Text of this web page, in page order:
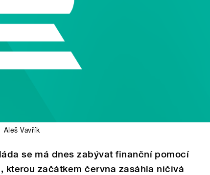
Aleš Vavřík
se má dnes zabývat finanční pomocí
kterou začátkem června zasáhla ničivá